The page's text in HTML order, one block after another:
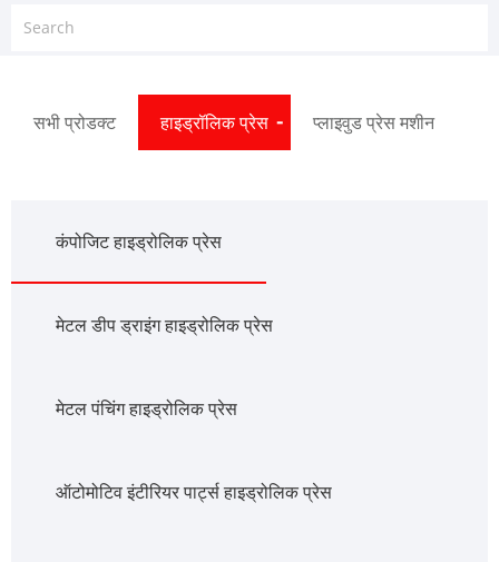
सभी प्रोडक्ट हाइड्रॉलिक प्रेस प्लाइवुड प्रेस मशीन
कंपोजिट हाइड्रोलिक प्रेस
मेटल डीप ड्राइंग हाइड्रोलिक प्रेस
मेटल पंचिंग हाइड्रोलिक प्रेस
ऑटोमोटिव इंटीरियर पार्ट्स हाइड्रोलिक प्रेस